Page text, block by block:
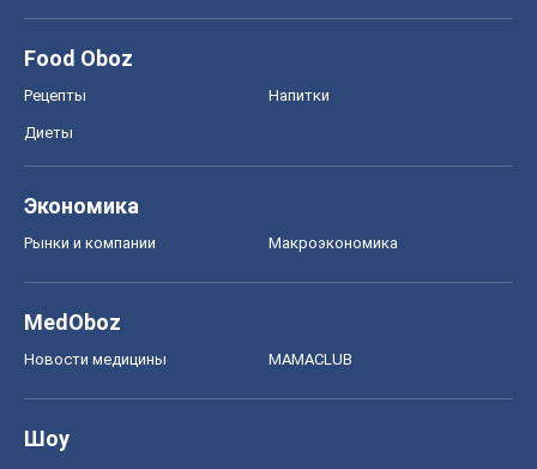
Food Oboz
Рецепты Напитки
Диеты
Экономика
Рынки и компании Mакроэкономика
MedOboz
Новости медицины MAMACLUB
Шоу